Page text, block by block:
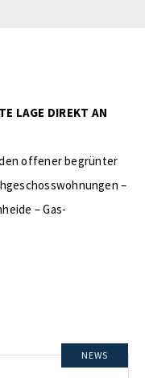
LAGE DIREKT AN
offener begrünter
–
– Gas-
NEWS